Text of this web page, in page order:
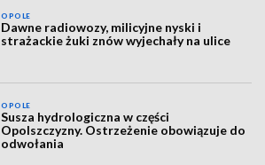
OPOLE
Dawne radiowozy, milicyjne nyski i
strażackie żuki znów wyjechały na ulice
OPOLE
Susza hydrologiczna w części
Opolszczyzny. Ostrzeżenie obowiązuje do
odwołania